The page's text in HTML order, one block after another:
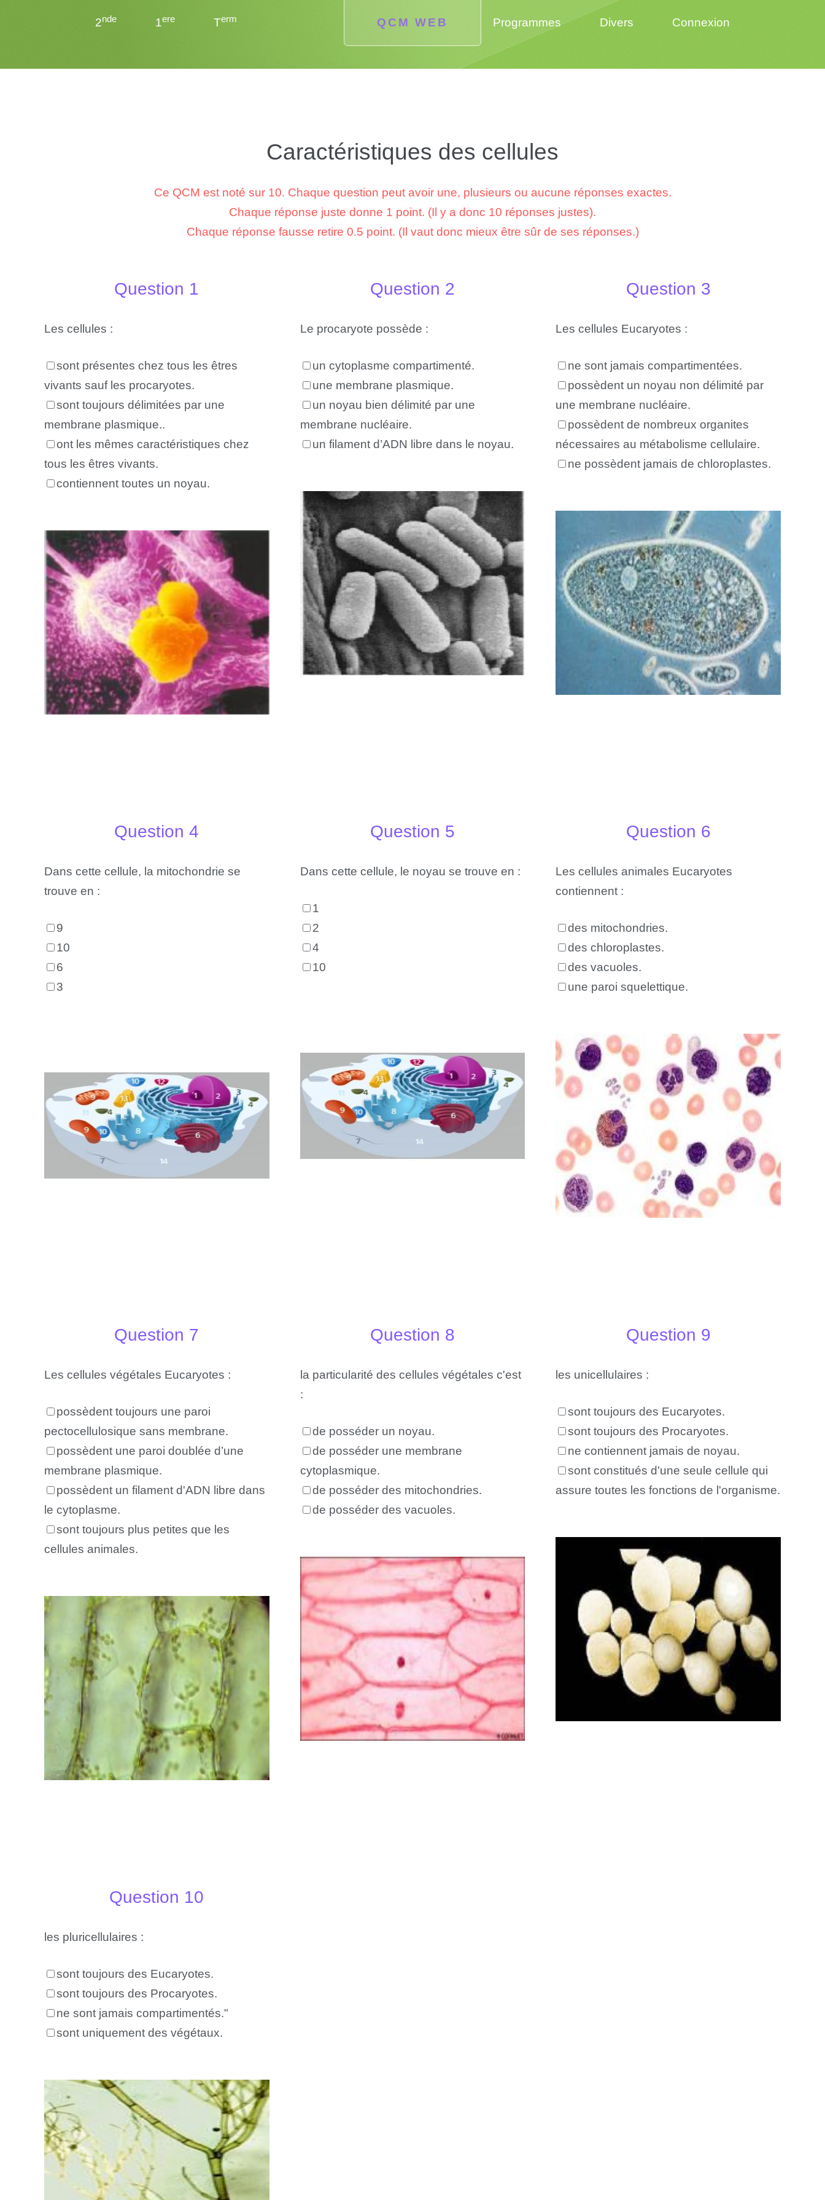
QCM WEB
2nde 1ere Term Programmes Divers Connexion
Caractéristiques des cellules
Ce QCM est noté sur 10. Chaque question peut avoir une, plusieurs ou aucune réponses exactes.
Chaque réponse juste donne 1 point. (Il y a donc 10 réponses justes).
Chaque réponse fausse retire 0.5 point. (Il vaut donc mieux être sûr de ses réponses.)
Question 1
Les cellules :
sont présentes chez tous les êtres
vivants sauf les procaryotes.
sont toujours délimitées par une
membrane plasmique..
ont les mêmes caractéristiques chez
tous les êtres vivants.
contiennent toutes un noyau.
Question 2
Le procaryote possède :
un cytoplasme compartimenté.
une membrane plasmique.
un noyau bien délimité par une
membrane nucléaire.
un filament d’ADN libre dans le noyau.
Question 3
Les cellules Eucaryotes :
ne sont jamais compartimentées.
possèdent un noyau non délimité par
une membrane nucléaire.
possèdent de nombreux organites
nécessaires au métabolisme cellulaire.
ne possèdent jamais de chloroplastes.
Question 4
Dans cette cellule, la mitochondrie se
trouve en :
9
10
6
3
Question 5
Dans cette cellule, le noyau se trouve en :
1
2
4
10
Question 6
Les cellules animales Eucaryotes
contiennent :
des mitochondries.
des chloroplastes.
des vacuoles.
une paroi squelettique.
Question 7
Les cellules végétales Eucaryotes :
possèdent toujours une paroi
pectocellulosique sans membrane.
possèdent une paroi doublée d’une
membrane plasmique.
possèdent un filament d'ADN libre dans
le cytoplasme.
sont toujours plus petites que les
cellules animales.
Question 8
la particularité des cellules végétales c'est
:
de posséder un noyau.
de posséder une membrane
cytoplasmique.
de posséder des mitochondries.
de posséder des vacuoles.
Question 9
les unicellulaires :
sont toujours des Eucaryotes.
sont toujours des Procaryotes.
ne contiennent jamais de noyau.
sont constitués d'une seule cellule qui
assure toutes les fonctions de l'organisme.
Question 10
les pluricellulaires :
sont toujours des Eucaryotes.
sont toujours des Procaryotes.
ne sont jamais compartimentés."
sont uniquement des végétaux.